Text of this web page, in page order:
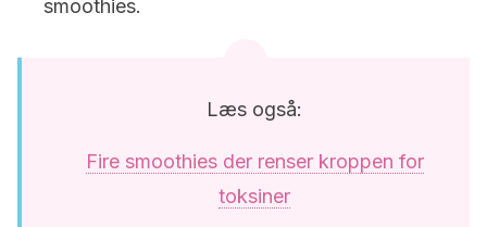
smoothies.
Læs også:
Fire smoothies der renser kroppen for
toksiner